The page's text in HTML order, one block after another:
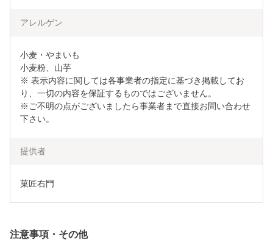
アレルゲン
小麦・やまいも
小麦粉、山芋
※ 表示内容に関しては各事業者の指定に基づき掲載してお
り、一切の内容を保証するものではございません。
※ご不明の点がございましたら事業者まで直接お問い合わせ
下さい。
提供者
菓匠右門
注意事項・その他